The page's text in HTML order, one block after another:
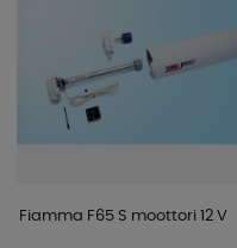
Fiamma F65 S moottori 12 V